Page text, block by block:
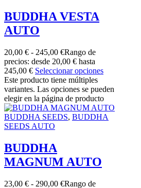
BUDDHA VESTA
AUTO
20,00 € - 245,00 €Rango de
precios: desde 20,00 € hasta
245,00 € Seleccionar opciones
Este producto tiene múltiples
variantes. Las opciones se pueden
elegir en la página de producto
BUDDHA SEEDS, BUDDHA
SEEDS AUTO
BUDDHA
MAGNUM AUTO
23,00 € - 290,00 €Rango de